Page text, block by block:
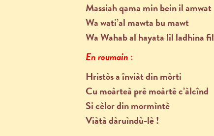
Massiah qama min bein il amwat
Wa wati’al mawta bu mawt
Wa Wahab al hayata lil ladhina fil
En roumain :
Hristòs a înviàt din mòrti
Cu moàrteà prè moàrtè c’àlcînd
Si cèlor din mormìntè
Viàtà dàruìndù-lè !